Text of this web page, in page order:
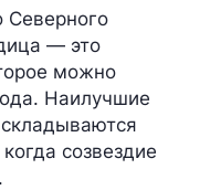
Северного
— это
можно
Наилучшие
созвездие